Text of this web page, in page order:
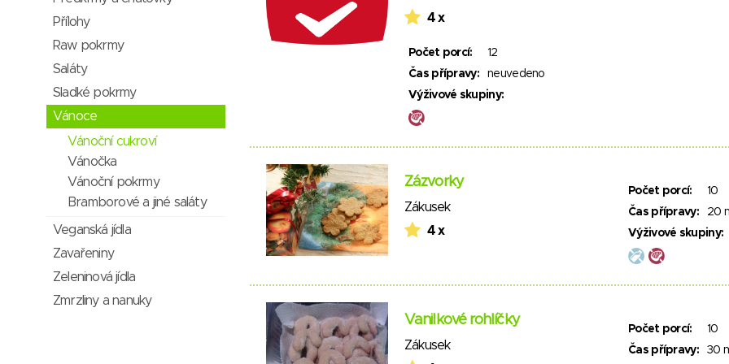
Přílohy
Raw pokrmy
Saláty
Sladké pokrmy
Vánoce
Vánoční cukroví
Vánočka
Vánoční pokrmy
Bramborové a jiné saláty
Veganská jídla
Zavařeniny
Zeleninová jídla
Zmrzliny a nanuky
4 x
Počet porcí:
12
Čas přípravy:
neuvedeno
Výživové skupiny:
Zázvorky
Zákusek
4 x
Počet porcí:
10
Čas přípravy:
20
Výživové skupiny:
Vanilkové rohlíčky
Zákusek
Počet porcí:
10
Čas přípravy:
30